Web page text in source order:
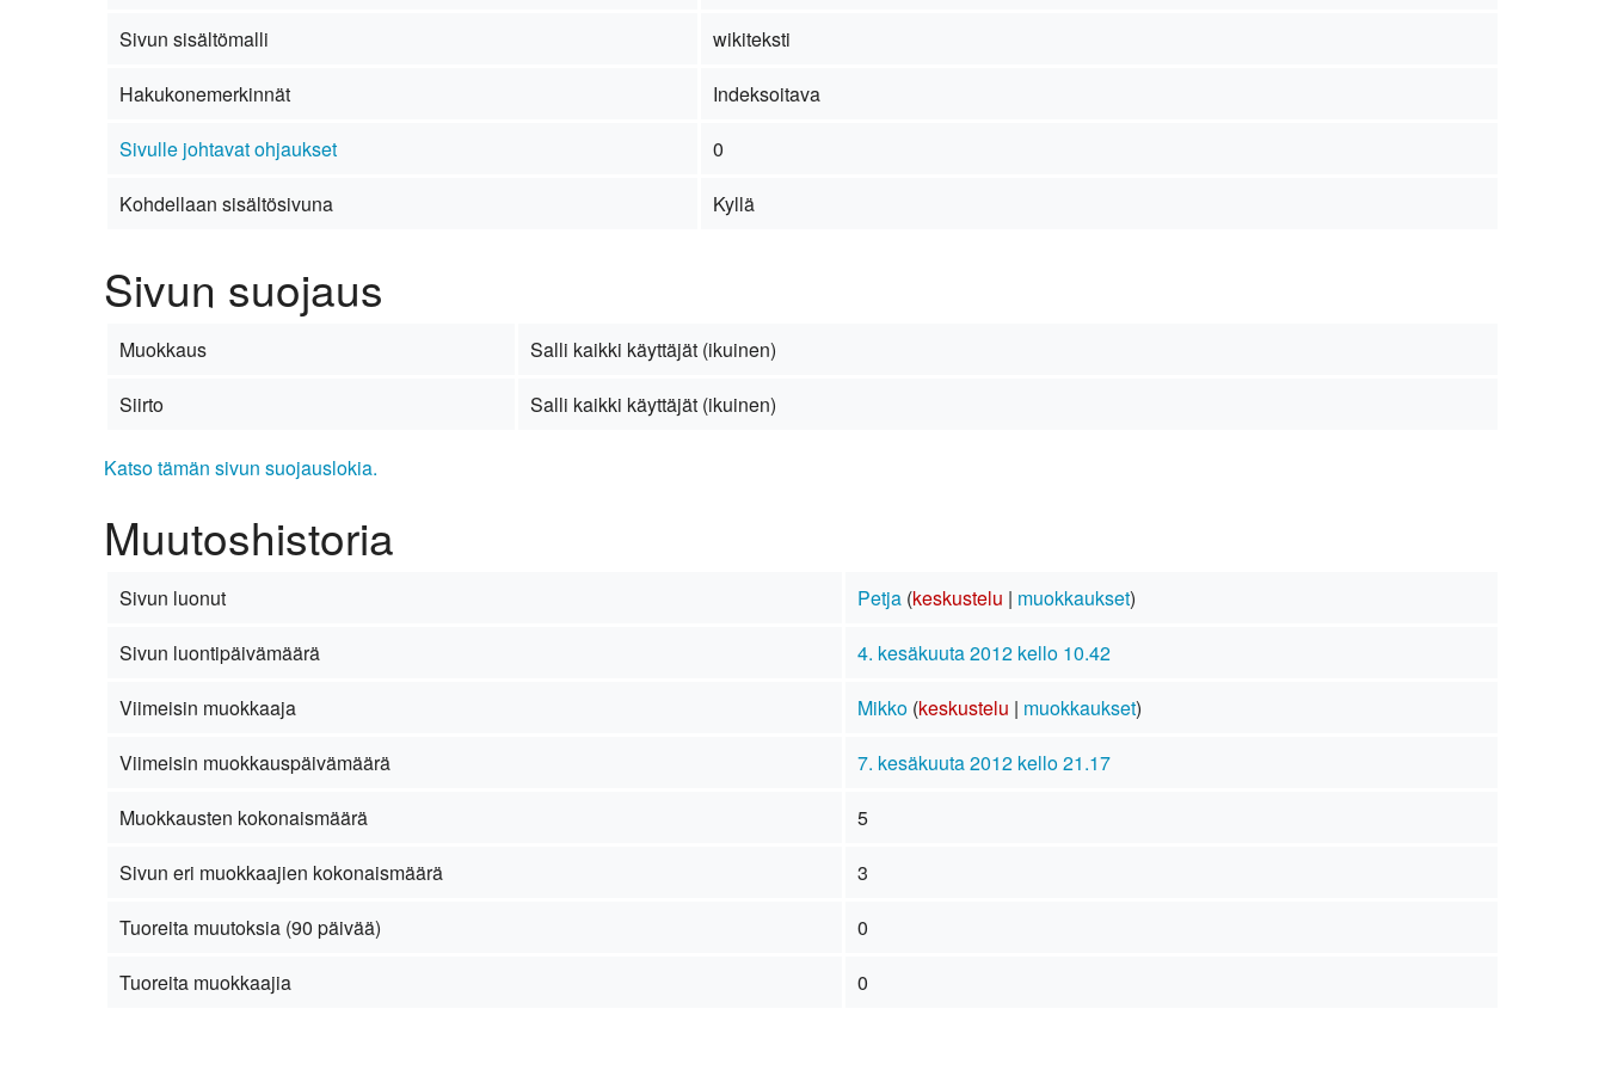
Kirkkoon liittyminen
Sivun sisältömalli
wikiteksti
Hakukonemerkinnät
Indeksoitava
Sivulle johtavat ohjaukset
0
Kohdellaan sisältösivuna
Kyllä
Sivun suojaus
Muokkaus
Salli kaikki käyttäjät (ikuinen)
Siirto
Salli kaikki käyttäjät (ikuinen)
Katso tämän sivun suojauslokia.
Muutoshistoria
Sivun luonut Petja (keskustelu | muokkaukset)
Sivun luontipäivämäärä
4. kesäkuuta 2012 kello 10.42
Viimeisin muokkaaja
Mikko (keskustelu | muokkaukset)
Viimeisin muokkauspäivämäärä
7. kesäkuuta 2012 kello 21.17
Muokkausten kokonaismäärä
5
Sivun eri muokkaajien kokonaismäärä
3
Tuoreita muutoksia (90 päivää)
0
Tuoreita muokkaajia
0